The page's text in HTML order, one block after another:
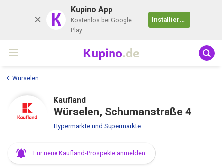
K Kupino App
Kostenlos bei Google
Play
Installieren
Kupino.de
Würselen
Kaufland
Würselen, Schumanstraße 4
Hypermärkte und Supermärkte
Für neue Kaufland-Prospekte anmelden